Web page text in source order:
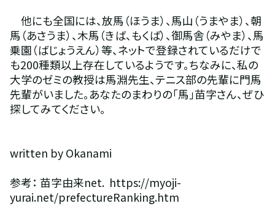
他にも全国には、放馬（ほうま）、馬山（うまやま）、朝
馬（あさうま）、木馬（きば、もくば）、御馬舎（みやま）、馬
乗園（ばじょうえん）等、ネットで登録されているだけで
も200種類以上存在しているようです。ちなみに、私の
大学のゼミの教授は馬淵先生、テニス部の先輩に門馬
先輩がいました。あなたのまわりの「馬」苗字さん、ぜひ
探してみてください。
written by Okanami
参考： 苗字由来net.  https://myoji-
yurai.net/prefectureRanking.htm